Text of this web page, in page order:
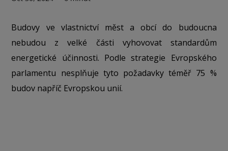
Budovy ve vlastnictví měst a obcí do budoucna
nebudou z velké části vyhovovat standardům
energetické účinnosti. Podle strategie Evropského
parlamentu nesplňuje tyto požadavky téměř 75 %
budov napříč Evropskou unií.